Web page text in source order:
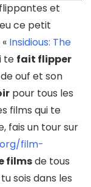
et
ce petit
Insidious: The
te fait flipper
ouf et son
pour tous les
films qui te
fais un tour sur
film-
filmsde tous
sois dans les